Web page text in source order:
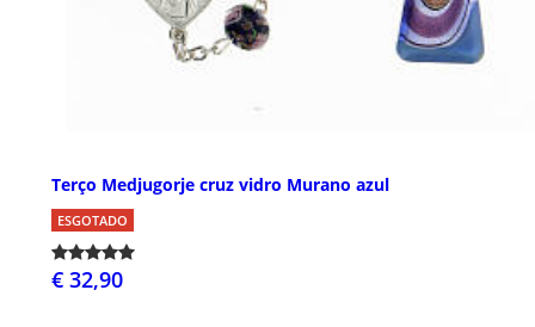
Terço Medjugorje cruz vidro Murano azul
ESGOTADO
€ 32,90